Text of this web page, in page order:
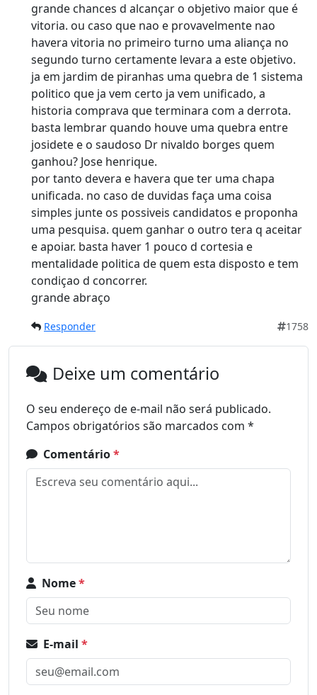
grande chances d alcançar o objetivo maior que é
vitoria. ou caso que nao e provavelmente nao
havera vitoria no primeiro turno uma aliança no
segundo turno certamente levara a este objetivo.
ja em jardim de piranhas uma quebra de 1 sistema
politico que ja vem certo ja vem unificado, a
historia comprava que terminara com a derrota.
basta lembrar quando houve uma quebra entre
josidete e o saudoso Dr nivaldo borges quem
ganhou? Jose henrique.
por tanto devera e havera que ter uma chapa
unificada. no caso de duvidas faça uma coisa
simples junte os possiveis candidatos e proponha
uma pesquisa. quem ganhar o outro tera q aceitar
e apoiar. basta haver 1 pouco d cortesia e
mentalidade politica de quem esta disposto e tem
condiçao d concorrer.
grande abraço
Responder 1758
Deixe um comentário
O seu endereço de e-mail não será publicado.
Campos obrigatórios são marcados com *
Comentário*
Nome*
E-mail *